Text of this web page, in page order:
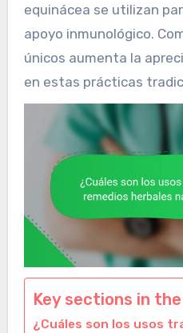
equinácea se utilizan
apoyo inmunológico.
únicos aumenta la
en estas prácticas
Key sections in
¿Cuáles son los usos